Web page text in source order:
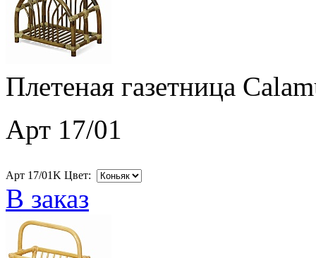
Плетеная газетница
Арт 17/01
Арт 17/01K Цвет:
В заказ